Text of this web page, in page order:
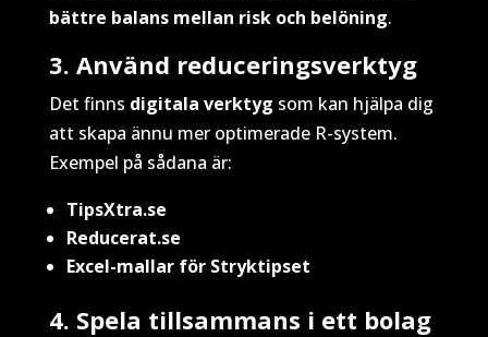
bättre balans mellan risk och belöning.
3. Använd reduceringsverktyg
Det finns digitala verktyg som kan hjälpa dig
att skapa ännu mer optimerade R-system.
Exempel på sådana är:
TipsXtra.se
Reducerat.se
Excel-mallar för Stryktipset
4. Spela tillsammans i ett bolag